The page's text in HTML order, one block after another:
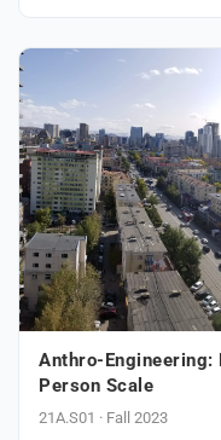
Anthro-
Person Scale
21A.S01 · Fall 2023